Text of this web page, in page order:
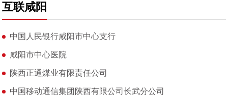
互联咸阳
中国人民银行咸阳市中心支行
咸阳市中心医院
陕西正通煤业有限责任公司
中国移动通信集团陕西有限公司长武分公司